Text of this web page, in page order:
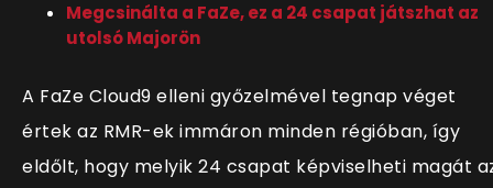
Megcsinálta a FaZe, ez a 24 csapat játszhat az
utolsó Majorön
A FaZe Cloud9 elleni győzelmével tegnap véget
értek az RMR-ek immáron minden régióban, így
eldőlt, hogy melyik 24 csapat képviselheti magát